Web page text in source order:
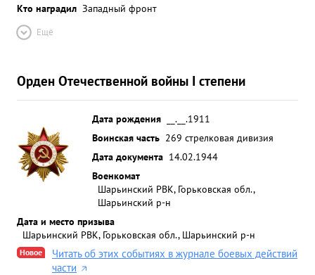
Кто наградил Западный фронт
Ещё
Орден Отечественной войны I степени
Дата рождения
__.__.1911
Воинская часть 269 стрелковая дивизия
Дата документа 14.02.1944
Военкомат
Шарьинский РВК, Горьковская обл.,
Шарьинский р-н
Дата и место призыва
Шарьинский РВК, Горьковская обл., Шарьинский р-н
Новое
Читать об этих событиях в журнале боевых действий
части